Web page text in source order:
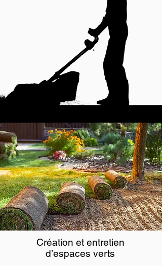
Création et entretien
d’espaces verts